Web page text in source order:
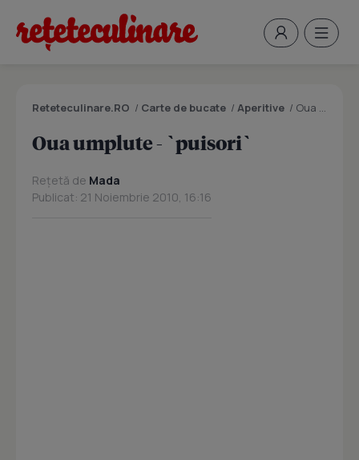
Reteteculinare.RO / Carte de bucate / Aperitive / Oua umplute - `puisori`
Oua umplute - `puisori`
Rețetă de Mada
Publicat: 21 Noiembrie 2010, 16:16